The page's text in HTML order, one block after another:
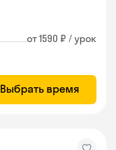
от 1590 ₽ / урок
Выбрать время